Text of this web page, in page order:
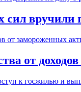
вручили
от